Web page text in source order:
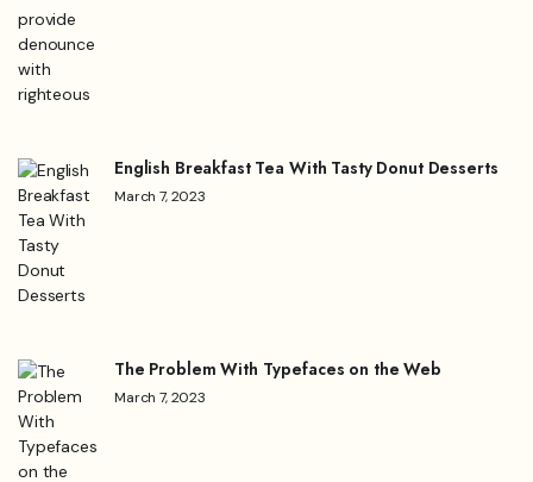
English Breakfast Tea With Tasty Donut Desserts
March 7, 2023
The Problem With Typefaces on the Web
March 7, 2023